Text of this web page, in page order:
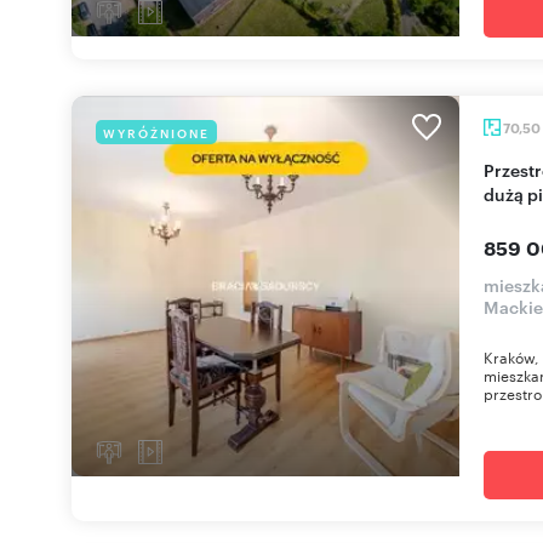
WYRÓŻNIONE 70,50
Przestronne 4-pokojowe mieszkanie z loggią i
dużą
859